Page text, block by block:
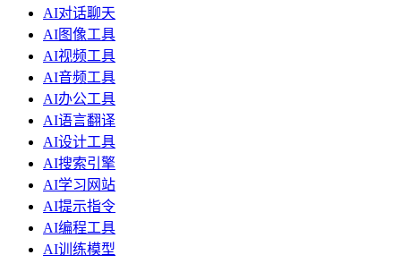
AI对话聊天
AI图像工具
AI视频工具
AI音频工具
AI办公工具
AI语言翻译
AI设计工具
AI搜索引擎
AI学习网站
AI提示指令
AI编程工具
AI训练模型